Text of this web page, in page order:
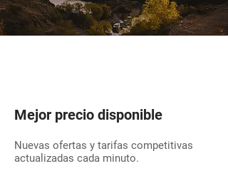
Mejor precio disponible
Nuevas ofertas y tarifas competitivas
actualizadas cada minuto.